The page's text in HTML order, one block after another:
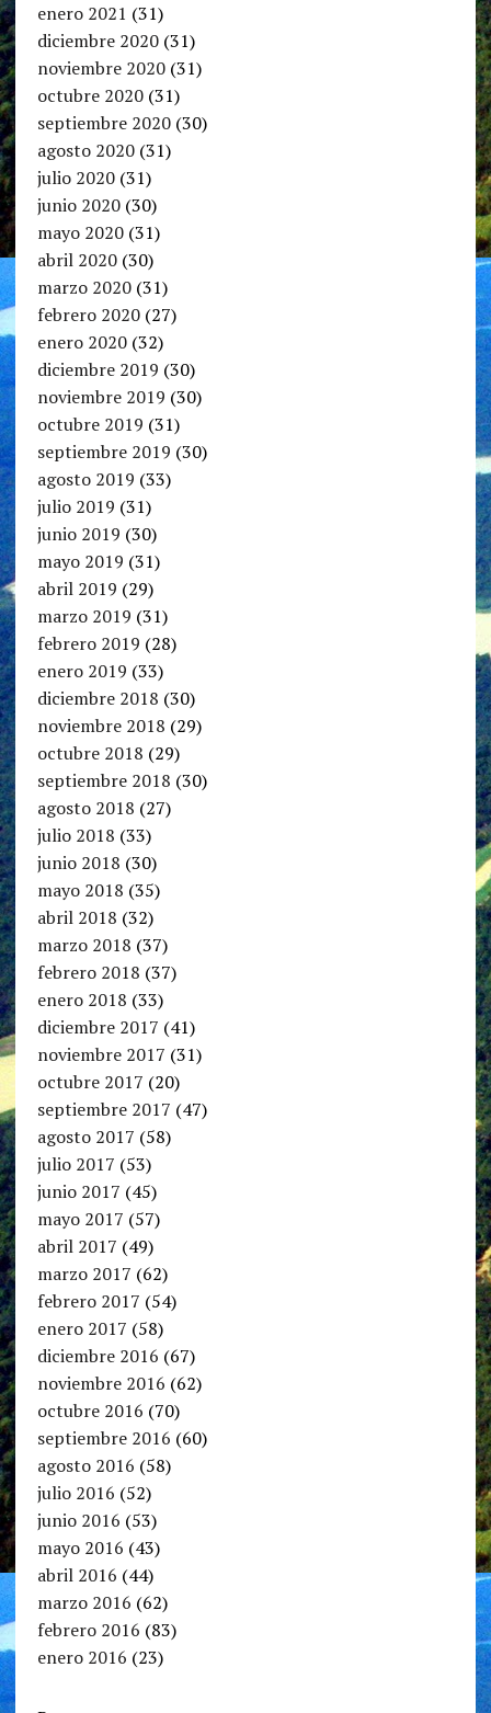
enero 2021 (31)
diciembre 2020(31)
noviembre 2020(31)
octubre 2020(31)
septiembre 2020(30)
agosto 2020(31)
julio 2020(31)
junio 2020(30)
mayo 2020(31)
abril 2020(30)
marzo 2020(31)
febrero 2020(27)
enero 2020(32)
diciembre 2019 (30)
noviembre 2019 (30)
octubre 2019 (31)
septiembre 2019 (30)
agosto 2019 (33)
julio 2019 (31)
junio 2019 (30)
mayo 2019 (31)
abril 2019 (29)
marzo 2019 (31)
febrero 2019 (28)
enero 2019 (33)
diciembre 2018 (30)
noviembre 2018 (29)
octubre 2018 (29)
septiembre 2018 (30)
agosto 2018 (27)
julio 2018 (33)
junio 2018 (30)
mayo 2018 (35)
abril 2018 (32)
marzo 2018 (37)
febrero 2018 (37)
enero 2018 (33)
diciembre 2017 (41)
noviembre 2017 (31)
octubre 2017 (20)
septiembre 2017 (47)
agosto 2017 (58)
julio 2017 (53)
junio 2017 (45)
mayo 2017 (57)
abril 2017 (49)
marzo 2017 (62)
febrero 2017 (54)
enero 2017 (58)
diciembre 2016 (67)
noviembre 2016 (62)
octubre 2016 (70)
septiembre 2016 (60)
agosto 2016 (58)
julio 2016 (52)
junio 2016 (53)
mayo 2016 (43)
abril 2016 (44)
marzo 2016 (62)
febrero 2016 (83)
enero 2016 (23)